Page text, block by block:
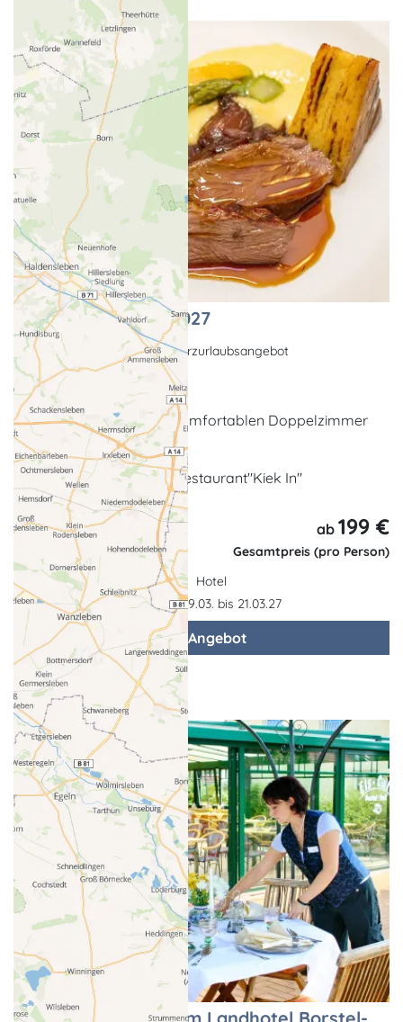
Fisch- & Wildtage 2027
Kulinarisches Angebot, Kurzurlaubsangebot
Plau am See
2 x Übernachtung im komfortablen Doppelzimmer
1 x Menüabend
am 20. März 2027 im Restaurant"Kiek In"
3 Tage, ab 199 €
Gesamtpreis (pro Person)
Hotel
Gültigkeit: 19.03. bis 21.03.27
zum Angebot